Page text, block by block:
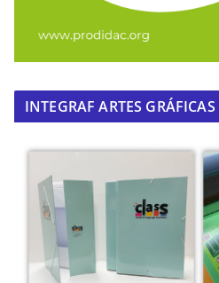
INTEGRAF ARTES GRÁFICAS